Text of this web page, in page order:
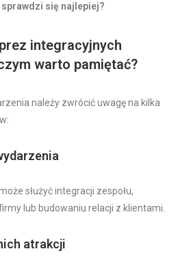
się najlepiej?
integracyjnych
warto pamiętać?
należy zwrócić uwagę na kilka
służyć integracji zespołu,
lub budowaniu relacji z klientami.
atrakcji